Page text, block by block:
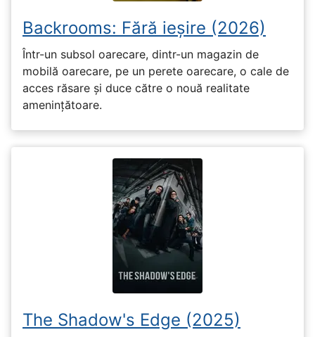
Backrooms: Fără ieșire (2026)
Într-un subsol oarecare, dintr-un magazin de
mobilă oarecare, pe un perete oarecare, o cale de
acces răsare și duce către o nouă realitate
amenințătoare.
The Shadow's Edge (2025)